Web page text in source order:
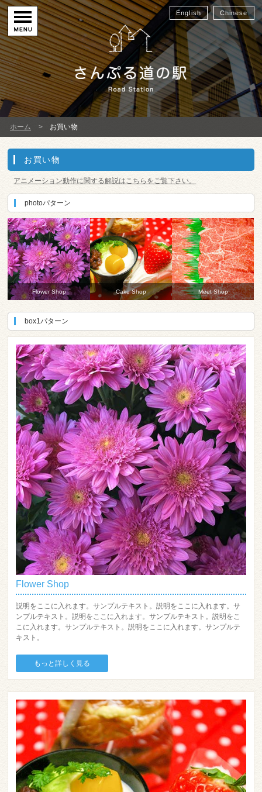
English Chinese
ホーム お買い物
お買い物
アニメーション動作に関する解説はこちらをご覧下さい。
photoパターン
Flower Shop Cake Shop Meet Shop
box1パターン
Flower Shop
説明をここに入れます。サンプルテキスト。説明をここに入れます。サ
ンプルテキスト。説明をここに入れます。サンプルテキスト。説明をこ
こに入れます。サンプルテキスト。説明をここに入れます。サンプルテ
キスト。
もっと詳しく見る